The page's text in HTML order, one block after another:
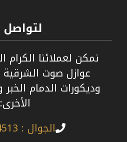
لتواصل
نمكن لعملائنا
عوازل صوت
وديكورات الدمام
الأخرى:
الجوال : 0557884513